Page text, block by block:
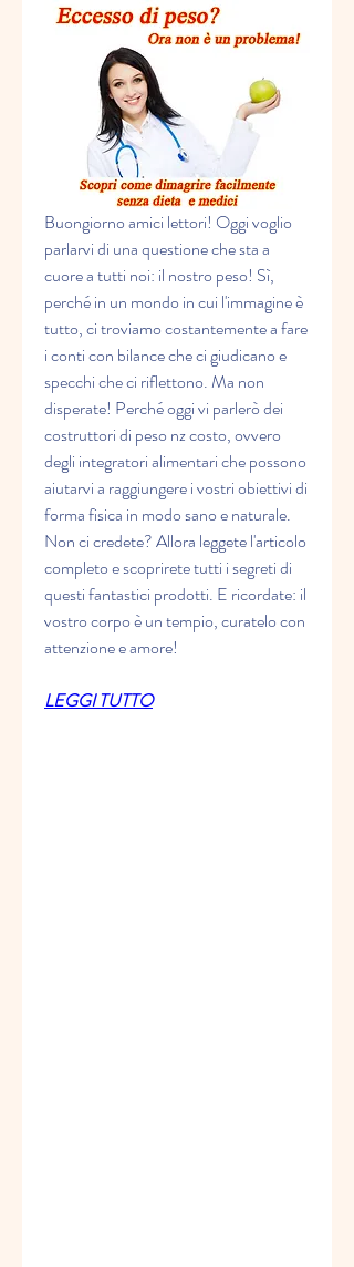
Buongiorno amici lettori! Oggi voglio
parlarvi di una questione che sta a
cuore a tutti noi: il nostro peso! Sì,
perché in un mondo in cui l'immagine è
tutto, ci troviamo costantemente a fare
i conti con bilance che ci giudicano e
specchi che ci riflettono. Ma non
disperate! Perché oggi vi parlerò dei
costruttori di peso nz costo, ovvero
degli integratori alimentari che possono
aiutarvi a raggiungere i vostri obiettivi di
forma fisica in modo sano e naturale.
Non ci credete? Allora leggete l'articolo
completo e scoprirete tutti i segreti di
questi fantastici prodotti. E ricordate: il
vostro corpo è un tempio, curatelo con
attenzione e amore!
LEGGI TUTTO